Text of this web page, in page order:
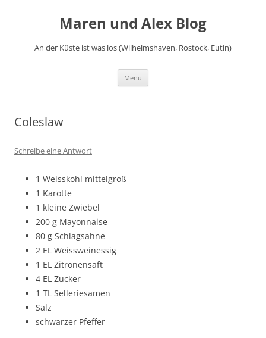
Maren und Alex Blog
An der Küste ist was los (Wilhelmshaven, Rostock, Eutin)
Menü
Coleslaw
Schreibe eine Antwort
1 Weisskohl mittelgroß
1 Karotte
1 kleine Zwiebel
200 g Mayonnaise
80 g Schlagsahne
2 EL Weissweinessig
1 EL Zitronensaft
4 EL Zucker
1 TL Selleriesamen
Salz
schwarzer Pfeffer